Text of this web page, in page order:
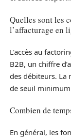
Quelles sont les
l’affacturage en
L’accès au
B2B, un chiffre
des débiteurs. La
de seuil
Combien de
En général, les